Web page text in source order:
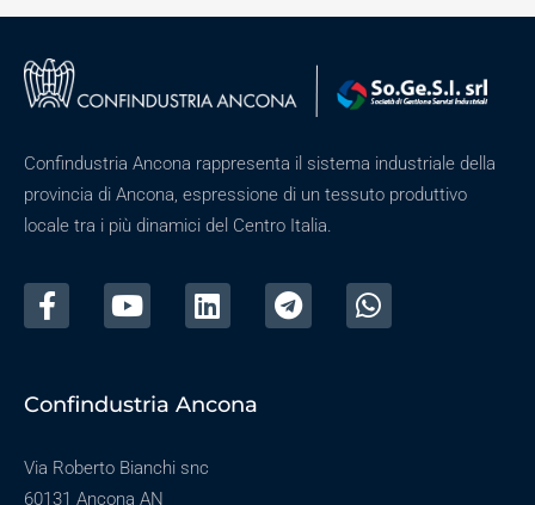
Confindustria Ancona rappresenta il sistema industriale della
provincia di Ancona, espressione di un tessuto produttivo
locale tra i più dinamici del Centro Italia.
Confindustria Ancona
Via Roberto Bianchi snc
60131 Ancona AN